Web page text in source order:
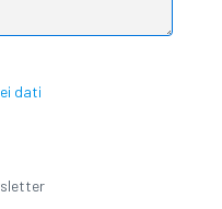
dati